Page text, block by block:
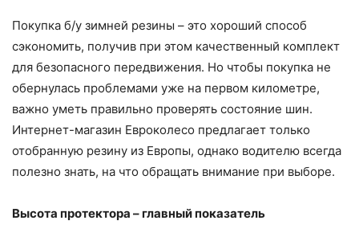
Покупка б/у зимней резины – это хороший способ
сэкономить, получив при этом качественный комплект
для безопасного передвижения. Но чтобы покупка не
обернулась проблемами уже на первом километре,
важно уметь правильно проверять состояние шин.
Интернет-магазин Евроколесо предлагает только
отобранную резину из Европы, однако водителю всегда
полезно знать, на что обращать внимание при выборе.
Высота протектора – главный показатель